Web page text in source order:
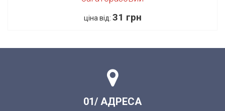
ціна від: 31 грн
01/ АДРЕСА